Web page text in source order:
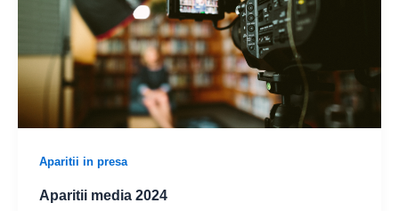
Aparitii in presa
Aparitii media 2024